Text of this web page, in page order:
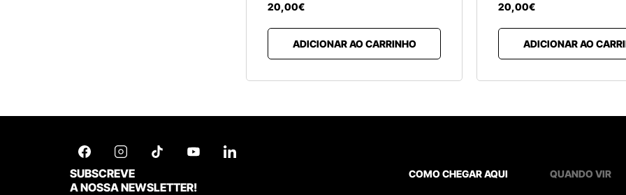
20,00€
ADICIONAR AO CARRINHO
20,00€
ADICIONAR AO
SUBSCREVE
A NOSSA NEWSLETTER!
COMO CHEGAR AQUI QUANDO VIR